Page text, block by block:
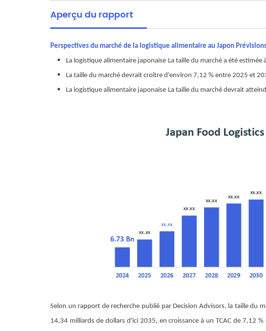
Aperçu du rapport
Perspectives du marché de la logistique alimentaire au Japon
La logistique alimentaire japonaise La taille du marché a été
La taille du marché devrait croître d'environ 7,12 % entre 2025 et
La logistique alimentaire japonaise La taille du marché devrait
Selon un rapport de recherche publié par Decision Advisors, la taille du
14,34 milliards de dollars d'ici 2035, en croissance à un TCAC de 7,12